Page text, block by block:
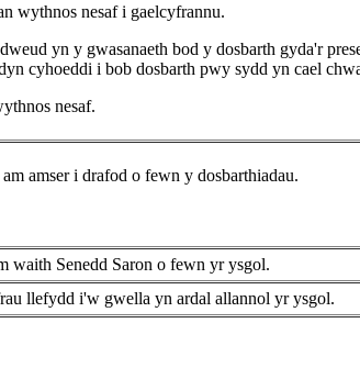
wythnos nesaf i gaelcyfrannu.
yn y gwasanaeth bod y dosbarth gyda'r
cyhoeddi i bob dosbarth pwy sydd yn cael
nesaf.
amser i drafod o fewn y dosbarthiadau.
waith Senedd Saron o fewn yr ysgol.
llefydd i'w gwella yn ardal allannol yr ysgol.